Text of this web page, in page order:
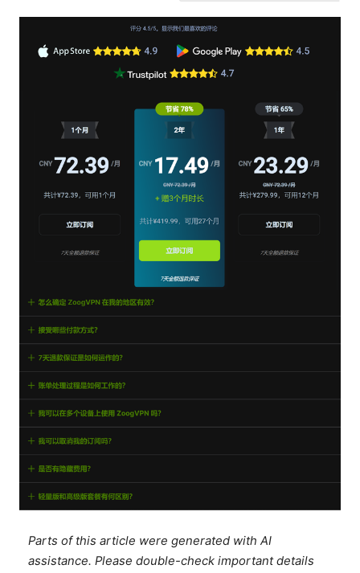
Parts of this article were generated with AI
assistance. Please double-check important details